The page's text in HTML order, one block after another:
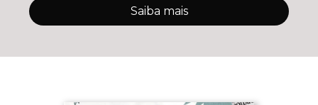
Saiba mais